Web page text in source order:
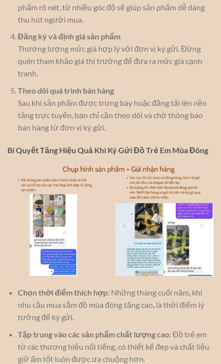
phẩm rõ nét, từ nhiều góc độ sẽ giúp sản phẩm dễ dàng
thu hút người mua.
Đăng ký và định giá sản phẩm
Thương lượng mức giá hợp lý với đơn vị ký gửi. Đừng
quên tham khảo giá thị trường để đưa ra mức giá cạnh
tranh.
Theo dõi quá trình bán hàng
Sau khi sản phẩm được trưng bày hoặc đăng tải lên nền
tảng trực tuyến, bạn chỉ cần theo dõi và chờ thông báo
bán hàng từ đơn vị ký gửi.
Bí Quyết Tăng Hiệu Quả Khi Ký Gửi Đồ Trẻ Em Mùa Đông
Chọn thời điểm thích hợp: Những tháng cuối năm, khi
nhu cầu mua sắm đồ mùa đông tăng cao, là thời điểm lý
tưởng để ký gửi.
Tập trung vào các sản phẩm chất lượng cao: Đồ trẻ em
từ các thương hiệu nổi tiếng, có thiết kế đẹp và chất liệu
giữ ấm tốt luôn được ưa chuộng hơn.